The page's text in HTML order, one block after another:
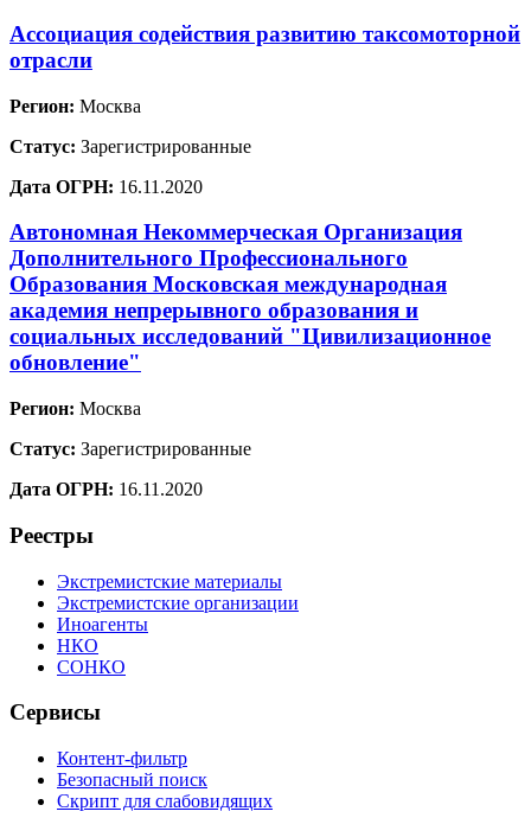
Ассоциация содействия развитию таксомоторной
отрасли
Регион: Москва
Статус: Зарегистрированные
Дата ОГРН: 16.11.2020
Автономная Некоммерческая Организация
Дополнительного Профессионального
Образования Московская международная
академия непрерывного образования и
социальных исследований "Цивилизационное
обновление"
Регион: Москва
Статус: Зарегистрированные
Дата ОГРН: 16.11.2020
Реестры
Экстремистские материалы
Экстремистские организации
Иноагенты
НКО
СОНКО
Сервисы
Контент-фильтр
Безопасный поиск
Скрипт для слабовидящих